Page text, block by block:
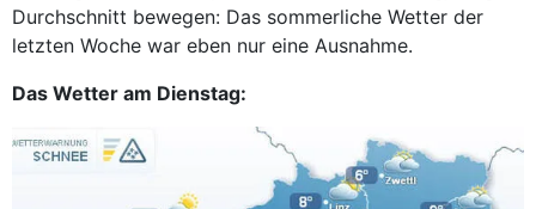
Durchschnitt bewegen: Das sommerliche Wetter der
letzten Woche war eben nur eine Ausnahme.
Das Wetter am Dienstag: